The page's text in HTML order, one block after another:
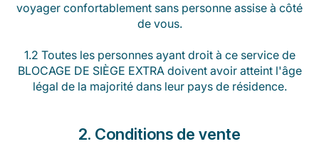
voyager confortablement sans personne assise à côté
de vous.
1.2 Toutes les personnes ayant droit à ce service de
BLOCAGE DE SIÈGE EXTRA doivent avoir atteint l'âge
légal de la majorité dans leur pays de résidence.
2. Conditions de vente